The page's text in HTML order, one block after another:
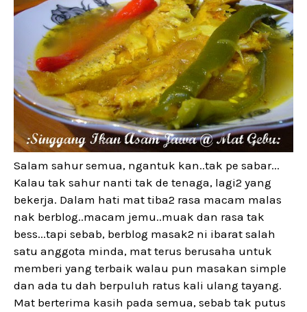
Salam sahur semua, ngantuk kan..tak pe sabar...
Kalau tak sahur nanti tak de tenaga, lagi2 yang
bekerja. Dalam hati mat tiba2 rasa macam malas
nak berblog..macam jemu..muak dan rasa tak
bess...tapi sebab, berblog masak2 ni ibarat salah
satu anggota minda, mat terus berusaha untuk
memberi yang terbaik walau pun masakan simple
dan ada tu dah berpuluh ratus kali ulang tayang.
Mat berterima kasih pada semua, sebab tak putus